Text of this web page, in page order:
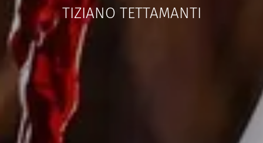
TIZIANO TETTAMANTI